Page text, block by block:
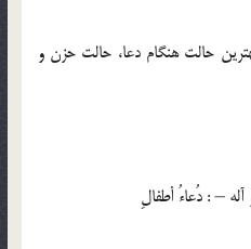
حالت هنگام دعا، حالت حزن و